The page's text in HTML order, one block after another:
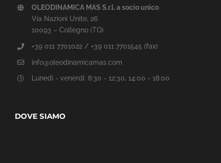
OLEODINAMICA MAS S.r.l. a socio unico
Via Nazioni Unite, 26
10093 – Collegno (TO)
+39 011 7701022 / +39 011 7701545 (fax)
info@oleodinamicamas.com
Lunedì - venerdì: 8:30 - 12:30, 14:00 - 18:00
DOVE SIAMO